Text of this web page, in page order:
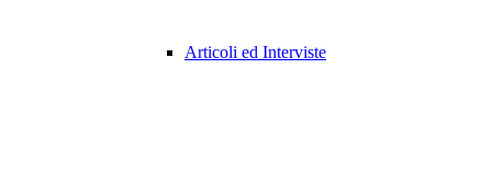
Articoli ed Interviste